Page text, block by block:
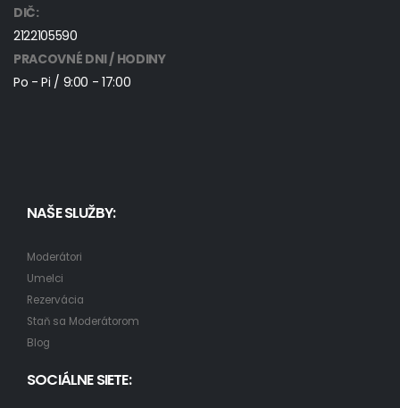
DIČ:
2122105590
PRACOVNÉ DNI / HODINY
Po - Pi / 9:00 - 17:00
NAŠE SLUŽBY:
Moderátori
Umelci
Rezervácia
Staň sa Moderátorom
Blog
SOCIÁLNE SIETE: